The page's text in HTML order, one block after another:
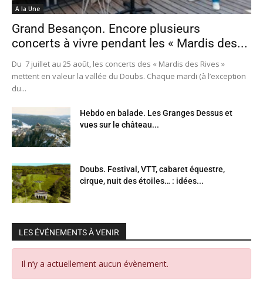
A la Une
Grand Besançon. Encore plusieurs
concerts à vivre pendant les « Mardis des...
Du 7 juillet au 25 août, les concerts des « Mardis des Rives »
mettent en valeur la vallée du Doubs. Chaque mardi (à l’exception
du...
Hebdo en balade. Les Granges Dessus et
vues sur le château...
Doubs. Festival, VTT, cabaret équestre,
cirque, nuit des étoiles… : idées...
LES ÉVÉNEMENTS À VENIR
Il n’y a actuellement aucun évènement.